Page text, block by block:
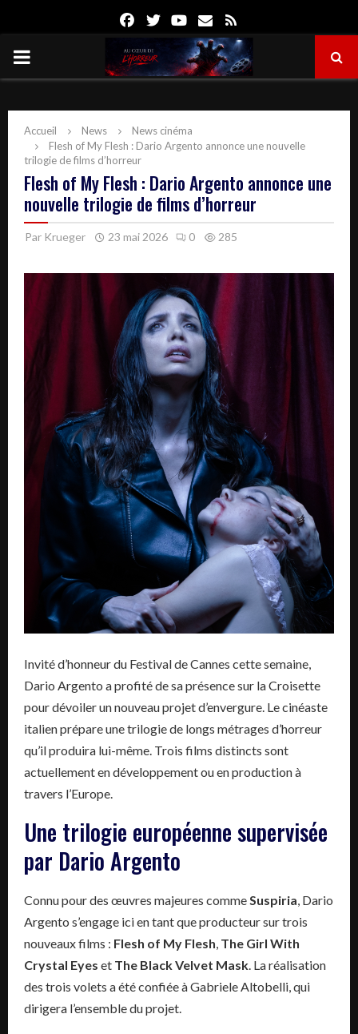
FacebookTwitterYoutube
Email
PRIMARY
Accueil News
News cinéma
Flesh of My Flesh : Dario Argento annonce une nouvelle
trilogie de films d’horreur
Flesh of My Flesh : Dario Argento annonce une
nouvelle trilogie de films d’horreur
Par Krueger 23 mai 2026 0 285
Invité d’honneur du Festival de Cannes cette semaine,
Dario Argento a profité de sa présence sur la Croisette
pour dévoiler un nouveau projet d’envergure. Le cinéaste
italien prépare une trilogie de longs métrages d’horreur
qu’il produira lui-même. Trois films distincts sont
actuellement en développement ou en production à
travers l’Europe.
Une trilogie européenne supervisée
par Dario Argento
Connu pour des œuvres majeures commeSuspiria, Dario
Argento s’engage ici en tant que producteur sur trois
nouveaux films : Flesh of My Flesh, The Girl With
Crystal Eyes et The Black Velvet Mask. La réalisation
des trois volets a été confiée à Gabriele Altobelli, qui
dirigera l’ensemble du projet.